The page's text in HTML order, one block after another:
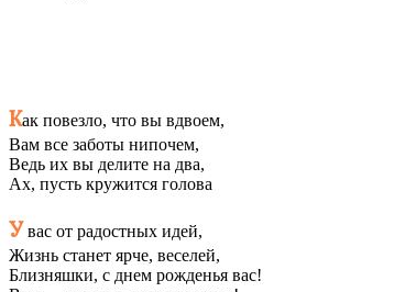
Как повезло, что вы вдвоем,
Вам все заботы нипочем,
Ведь их вы делите на два,
Ах, пусть кружится голова
У вас от радостных идей,
Жизнь станет ярче, веселей,
Близняшки, с днем рожденья вас!